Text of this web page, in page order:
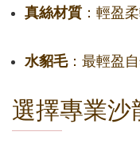
真絲材質 ：輕盈
水貂毛：最輕盈
選擇專業沙